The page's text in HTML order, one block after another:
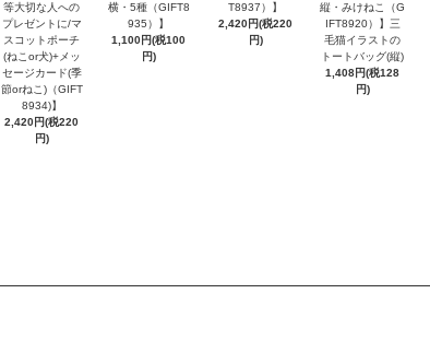
等大切な人への
プレゼントに/マ
スコットポーチ
(ねこor犬)+メッ
セージカード(季
節orねこ)（GIFT
8934)】
2,420円(税220
円)
横・5種（GIFT8
935）】
1,100円(税100
円)
T8937）】
2,420円(税220
円)
縦・みけねこ（G
IFT8920）】三
毛猫イラストの
トートバッグ(縦)
1,408円(税128
円)